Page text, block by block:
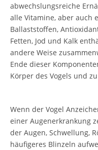
abwechslungsreiche
alle Vitamine, aber auch
Ballaststoffen,
Fetten, Jod und Kalk
andere Weise
Ende dieser
Körper des Vogels und
Wenn der Vogel
einer Augenerkrankung
der Augen, Schwellung,
häufigeres Blinzeln